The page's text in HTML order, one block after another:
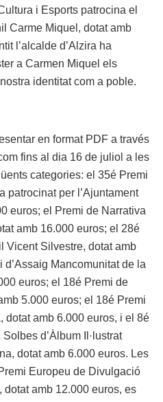
i Esports patrocina el
Carme Miquel, dotat amb
l’alcalde d’Alzira ha
a Carmen Miquel els
identitat com a poble.
en format PDF a través
fins al dia 16 de juliol a les
categories: el 35é Premi
patrocinat per l’Ajuntament
euros; el Premi de Narrativa
amb 16.000 euros; el 28é
Vicent Silvestre, dotat amb
Mancomunitat de la
euros; el 18é Premi de
5.000 euros; el 18é Premi
dotat amb 6.000 euros, i el 8é
d’Àlbum Il·lustrat
dotat amb 6.000 euros. Les
Europeu de Divulgació
amb 12.000 euros, es